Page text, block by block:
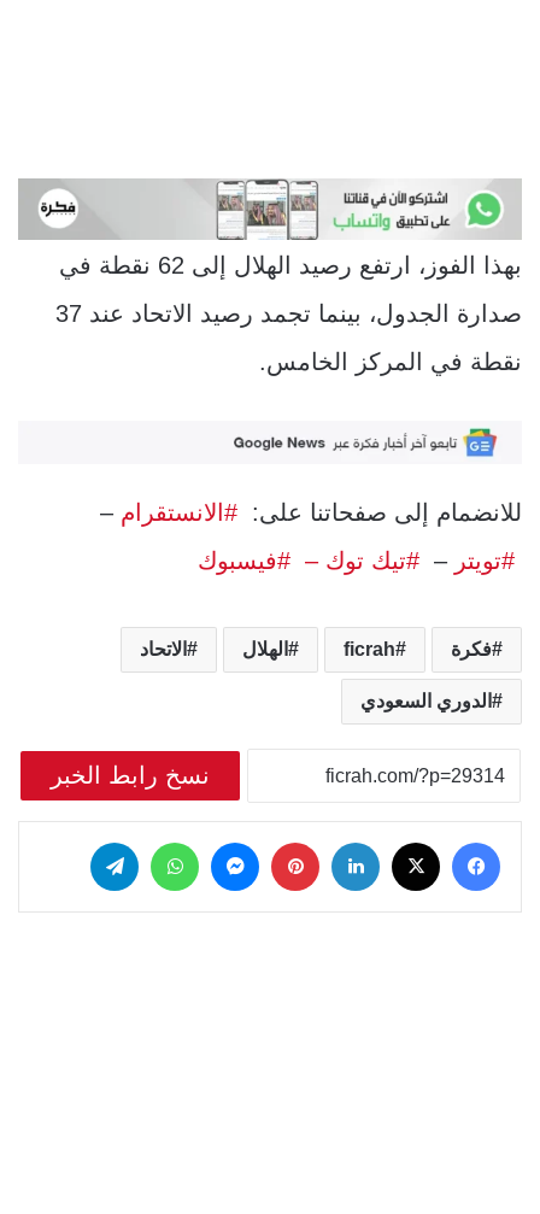
بهذا الفوز، ارتفع رصيد الهلال إلى 62 نقطة في
صدارة الجدول، بينما تجمد رصيد الاتحاد عند 37
نقطة في المركز الخامس.
للانضمام إلى صفحاتنا على: #الانستقرام –
#تويتر – #تيك توك – #فيسبوك
فكرة ficrah الهلال الاتحاد
الدوري السعودي
نسخ رابط الخبر
فيسبوك لينكدإن بينتيريست
ماسنجر واتساب